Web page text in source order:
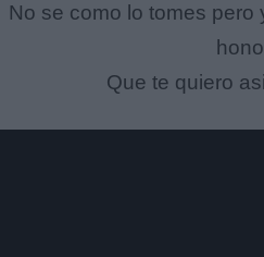
No se como lo tomes pero
Que te quiero